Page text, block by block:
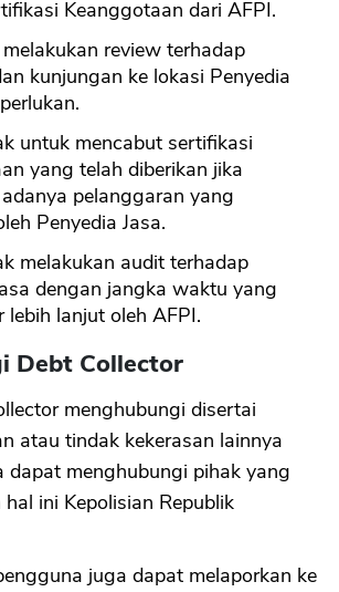
Keanggotaan dari AFPI.
review terhadap
kunjungan ke lokasi Penyedia
untuk mencabut sertifikasi
yang telah diberikan jika
pelanggaran yang
Penyedia Jasa.
melakukan audit terhadap
dengan jangka waktu yang
lebih lanjut oleh AFPI.
Debt Collector
menghubungi disertai
atau tindak kekerasan lainnya
dapat menghubungi pihak yang
ini Kepolisian Republik
juga dapat melaporkan ke